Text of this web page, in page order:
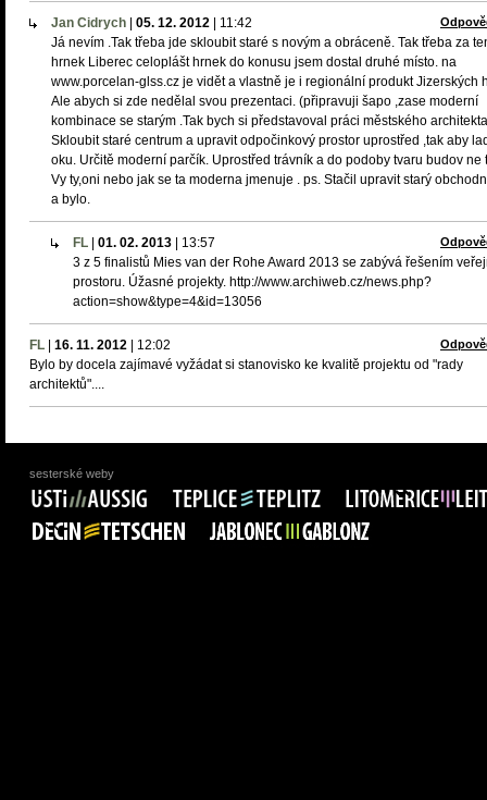
Jan Cidrych 05. 12. 2012 11:42
Já nevím .Tak třeba jde skloubit staré s novým a obráceně. Tak třeba za
hrnek Liberec celoplášt hrnek do konusu jsem dostal druhé místo. na
www.porcelan-glss.cz je vidět a vlastně je i regionální produkt Jizerských
Ale abych si zde nedělal svou prezentaci. (připravuji šapo ,zase moderní
kombinace se starým .Tak bych si představoval práci městského
Skloubit staré centrum a upravit odpočinkový prostor uprostřed ,tak aby
oku. Určitě moderní parčík. Uprostřed trávník a do podoby tvaru budov ne
Vy ty,oni nebo jak se ta moderna jmenuje . ps. Stačil upravit starý
a bylo.
FL 01. 02. 2013 13:57
3 z 5 finalistů Mies van der Rohe Award 2013 se zabývá řešením
prostoru. Úžasné projekty. http://www.archiweb.cz/news.php?
action=show&type=4&id=13056
FL 16. 11. 2012 12:02
Bylo by docela zajímavé vyžádat si stanovisko ke kvalitě projektu od "rady
architektů"....
sesterské weby